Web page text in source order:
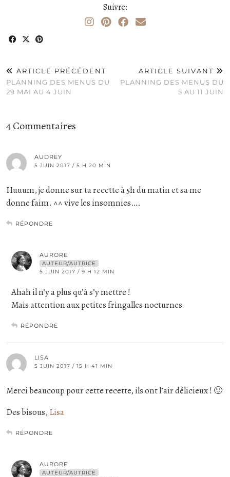
Suivre:
ARTICLE PRÉCÉDENT
PLANNING DES MENUS DU
29 MAI AU 4 JUIN
ARTICLE SUIVANT
PLANNING DES MENUS DU
5 AU 11 JUIN
4 Commentaires
AUDREY
5 JUIN 2017 / 5 H 20 MIN
Huuum, je donne sur ta recette à 5h du matin et sa me
donne faim. ^^ vive les insomnies….
RÉPONDRE
AURORE
AUTEUR/AUTRICE
5 JUIN 2017 / 9 H 12 MIN
Ahah il n’y a plus qu’à s’y mettre !
Mais attention aux petites fringalles nocturnes
RÉPONDRE
LISA
5 JUIN 2017 / 15 H 41 MIN
Merci beaucoup pour cette recette, ils ont l’air délicieux ! 🙂
Des bisous, Lisa
RÉPONDRE
AURORE
AUTEUR/AUTRICE